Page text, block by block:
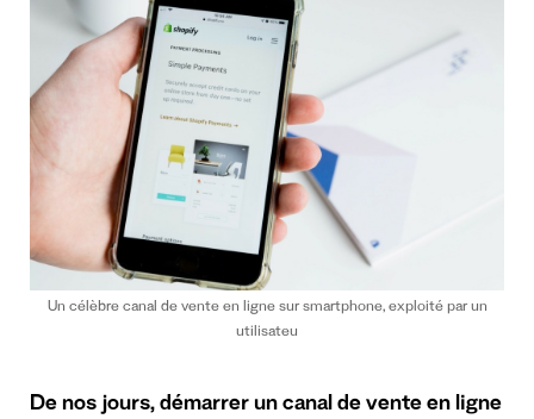
Un célèbre canal de vente en ligne sur smartphone, exploité par un
utilisateu
De nos jours, démarrer un canal de vente en ligne